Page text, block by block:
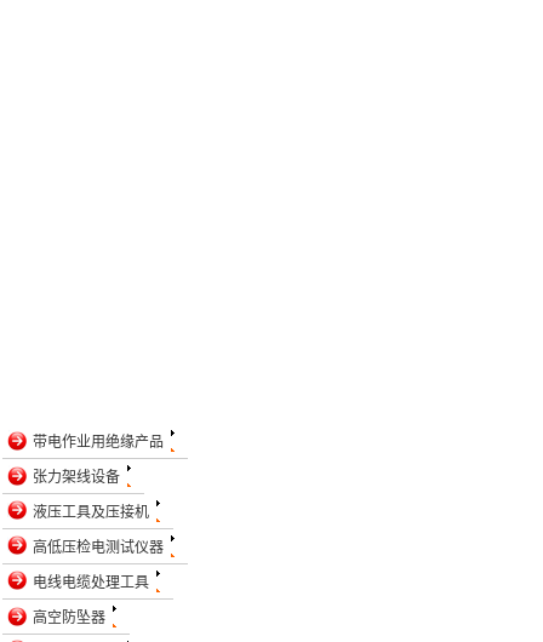
带电作业用绝缘产品
张力架线设备
液压工具及压接机
高低压检电测试仪器
电线电缆处理工具
高空防坠器